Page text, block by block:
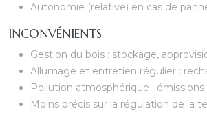
Autonomie (relative) en cas de
INCONVÉNIENTS
Gestion du bois : stockage,
Allumage et entretien régulier :
Pollution atmosphérique :
Moins précis sur la régulation de la